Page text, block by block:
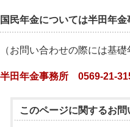
国民年金については半田年金
（お問い合わせの際には基
半田年金事務所 0569-21-
このページに関するお問